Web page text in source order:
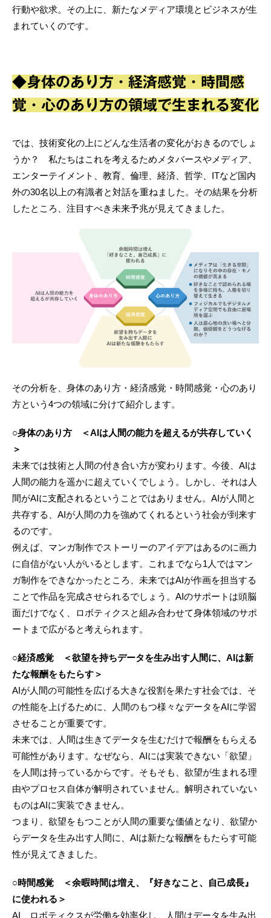
行動や欲求。その上に、新たなメディア環境とビジネスが生
まれていくのです。
◆身体のあり方・経済感覚・時間感
覚・心のあり方の領域で生まれる変化
では、技術変化の上にどんな生活者の変化がおきるのでしょ
うか？ 私たちはこれを考えるためメタバースやメディア、
エンターテイメント、教育、倫理、経済、哲学、ITなど国内
外の30名以上の有識者と対話を重ねました。その結果を分析
したところ、注目すべき未来予兆が見えてきました。
その分析を、身体のあり方・経済感覚・時間感覚・心のあり
方という4つの領域に分けて紹介します。
○身体のあり方 ＜AIは人間の能力を超えるが共存していく
＞
未来では技術と人間の付き合い方が変わります。今後、AIは
人間の能力を遥かに超えていくでしょう。しかし、それは人
間がAIに支配されるということではありません。AIが人間と
共存する、AIが人間の力を強めてくれるという社会が到来す
るのです。
例えば、マンガ制作でストーリーのアイデアはあるのに画力
に自信がない人がいるとします。これまでなら1人ではマン
ガ制作をできなかったところ、未来ではAIが作画を担当する
ことで作品を完成させられるでしょう。AIのサポートは頭脳
面だけでなく、ロボティクスと組み合わせて身体領域のサポ
ートまで広がると考えられます。
○経済感覚 ＜欲望を持ちデータを生み出す人間に、AIは新
たな報酬をもたらす＞
AIが人間の可能性を広げる大きな役割を果たす社会では、そ
の性能を上げるために、人間のもつ様々なデータをAIに学習
させることが重要です。
未来では、人間は生きてデータを生むだけで報酬をもらえる
可能性があります。なぜなら、AIには実装できない「欲望」
を人間は持っているからです。そもそも、欲望が生まれる理
由やプロセス自体が解明されていません。解明されていない
ものはAIに実装できません。
つまり、欲望をもつことが人間の重要な価値となり、欲望か
らデータを生み出す人間に、AIは新たな報酬をもたらす可能
性が見えてきました。
○時間感覚 ＜余暇時間は増え、『好きなこと、自己成長』
に使われる＞
AI、ロボティクスが労働を効率化し、人間はデータを生み出